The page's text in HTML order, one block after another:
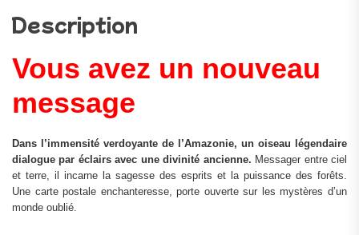
Description
Vous avez un nouveau
message
Dans l’immensité verdoyante de l’Amazonie, un oiseau légendaire
dialogue par éclairs avec une divinité ancienne. Messager entre ciel
et terre, il incarne la sagesse des esprits et la puissance des forêts.
Une carte postale enchanteresse, porte ouverte sur les mystères d’un
monde oublié.